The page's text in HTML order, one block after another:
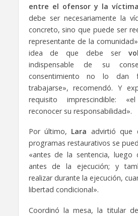
entre el ofensor y la víctima
debe ser necesariamente la
concreto, sino que puede ser
representante de la
idea de que debe ser
indispensable de su
consentimiento no lo dan
trabajarse», recomendó. Y
requisito imprescindible:
reconocer su responsabilidad».
Por último, Lara advirtió que
programas restaurativos se
«antes de la sentencia, luego
antes de la ejecución; y
realizar durante la ejecución,
libertad condicional».
Coordinó la mesa, la titular